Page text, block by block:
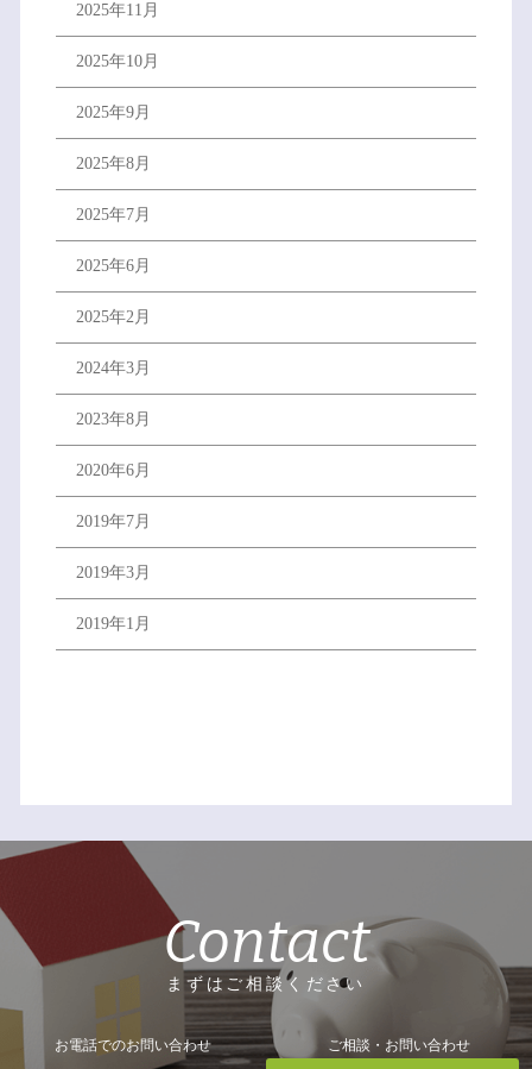
2025年11月
2025年10月
2025年9月
2025年8月
2025年7月
2025年6月
2025年2月
2024年3月
2023年8月
2020年6月
2019年7月
2019年3月
2019年1月
Contact
まずはご相談ください
お電話でのお問い合わせ ご相談・お問い合わせ